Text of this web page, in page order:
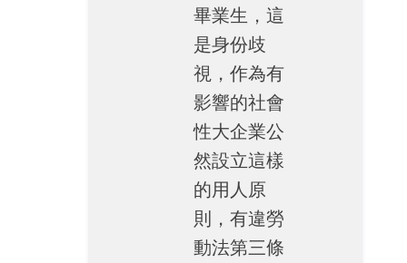
畢業生，這
是身份歧
視，作為有
影響的社會
性大企業公
然設立這樣
的用人原
則，有違勞
動法第三條